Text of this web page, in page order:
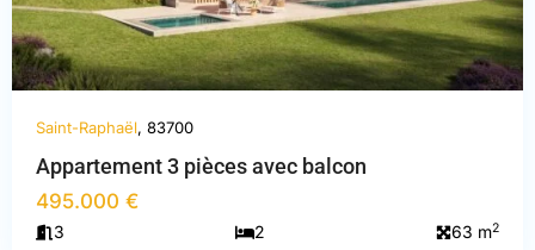
Saint-Raphaël, 83700
Appartement 3 pièces avec balcon
495.000 €
3 2 63 m2
Var,
Saint-